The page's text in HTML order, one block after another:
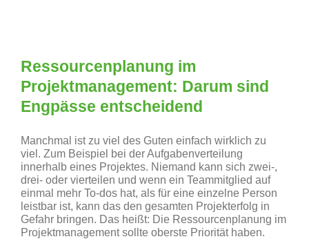
Ressourcenplanung im
Projektmanagement: Darum sind
Engpässe entscheidend
Manchmal ist zu viel des Guten einfach wirklich zu
viel. Zum Beispiel bei der Aufgabenverteilung
innerhalb eines Projektes. Niemand kann sich zwei-,
drei- oder vierteilen und wenn ein Teammitglied auf
einmal mehr To-dos hat, als für eine einzelne Person
leistbar ist, kann das den gesamten Projekterfolg in
Gefahr bringen. Das heißt: Die Ressourcenplanung im
Projektmanagement sollte oberste Priorität haben.